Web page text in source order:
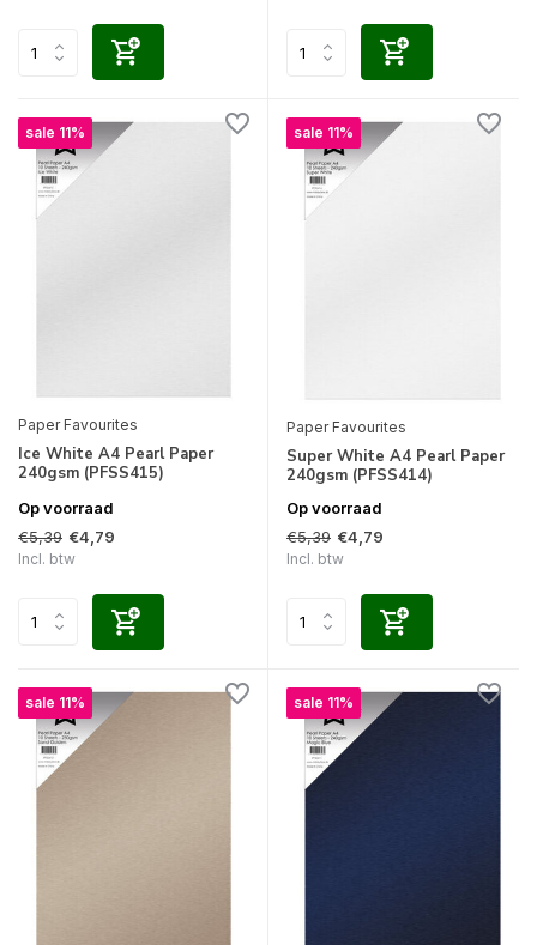
sale 11%
Paper Favourites
Ice White A4 Pearl Paper
240gsm (PFSS415)
Op voorraad
€5,39 €4,79
Incl. btw
sale 11%
Paper Favourites
Super White A4 Pearl Paper
240gsm (PFSS414)
Op voorraad
€5,39 €4,79
Incl. btw
sale 11% sale 11%